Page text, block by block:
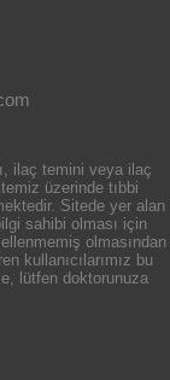
ilaç temini veya ilaç
üzerinde tıbbi
Sitede yer alan
sahibi olması için
olmasından
kullanıcılarımız bu
lütfen doktorunuza